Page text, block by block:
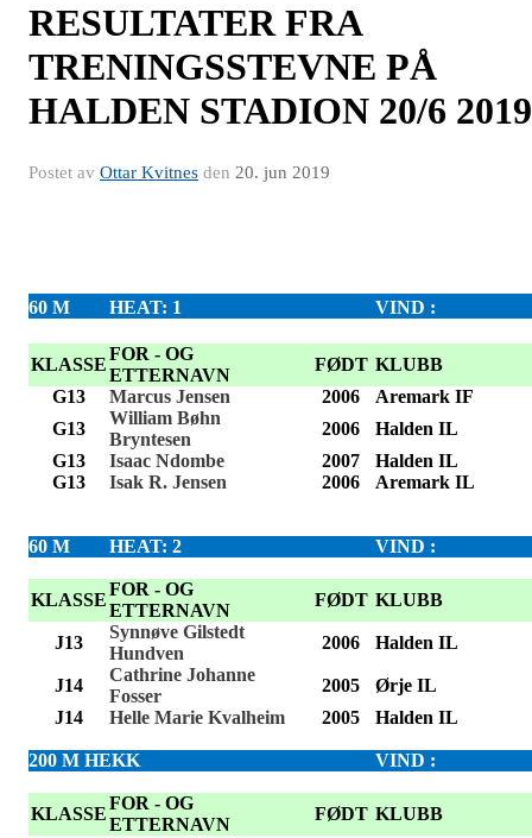
RESULTATER FRA
TRENINGSSTEVNE PÅ
HALDEN STADION 20/6 2019
Postet av Ottar Kvitnes den 20. jun 2019
60 M HEAT: 1 VIND :
KLASSE
FOR - OG
ETTERNAVN
FØDT KLUBB
G13
Marcus Jensen 2006
Aremark IF
G13
William Bøhn
Bryntesen
2006
Halden IL
G13
Isaac Ndombe 2007
Halden IL
G13
Isak R. Jensen 2006 Aremark IL
60 M HEAT: 2 VIND :
KLASSE
FOR - OG
ETTERNAVN
FØDT KLUBB
J13
Synnøve Gilstedt
Hundven
2006 Halden IL
J14
Cathrine Johanne
Fosser
2005
Ørje IL
J14
Helle Marie Kvalheim 2005 Halden IL
200 M HEKK VIND :
KLASSE
FOR - OG
ETTERNAVN
FØDT KLUBB